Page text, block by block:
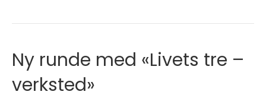
Ny runde med «Livets tre –
verksted»